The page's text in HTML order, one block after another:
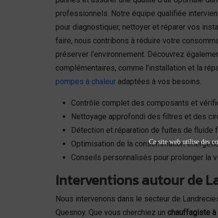
professionnels. Notre équipe qualifiée
pour diagnostiquer, nettoyer et réparer vos
faire, nous contribons à réduire votre
préserver l’environnement. Découvrez
complémentaires, comme l’installation et la
pompes à chaleur adaptées à vos besoins.
Contrôle complet des composants et
Nettoyage approfondi des filtres et des
Détection et réparation de fuites de fluide
Optimisation de la consommation
Conseils personnalisés pour prolonger la
Interventions autour de
Nous intervenons dans le secteur de
Quesnoy. Que vous cherchiez un chauffagiste
Ce site web utilise des